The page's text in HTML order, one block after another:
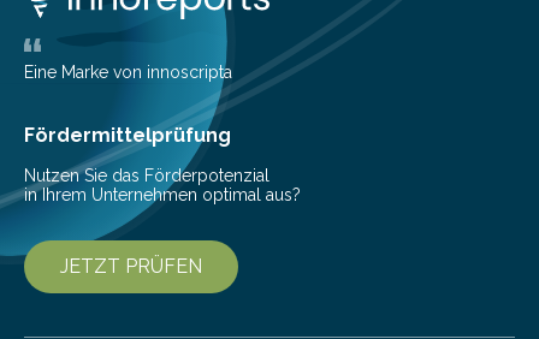
nachfolgenden Anwendungsbeispiel berichtet Peter
Bilz-Wohlgemuth, COO und Managing Partner bei The
Digitale, wie die Agentur durch die
Dateiverschlüsselung via Dropbox ihre…
Eine Marke von innoscripta
Fördermittelprüfung
Nutzen Sie das Förderpotenzial
in Ihrem Unternehmen optimal aus?
JETZT PRÜFEN